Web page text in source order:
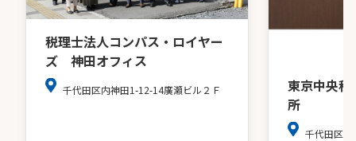
税理士法人コンパス・ロイヤー
ズ 神田オフィス
千代田区内神田1-12-14廣瀬ビル２Ｆ
東京中央
所
千代田区麹